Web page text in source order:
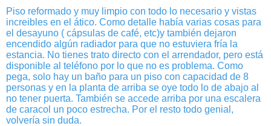
Piso reformado y muy limpio con todo lo necesario y vistas
increibles en el ático. Como detalle había varias cosas para
el desayuno ( cápsulas de café, etc)y también dejaron
encendido algún radiador para que no estuviera fría la
estancia. No tienes trato directo con el arrendador, pero está
disponible al teléfono por lo que no es problema. Como
pega, solo hay un baño para un piso con capacidad de 8
personas y en la planta de arriba se oye todo lo de abajo al
no tener puerta. También se accede arriba por una escalera
de caracol un poco estrecha. Por el resto todo genial,
volvería sin duda.